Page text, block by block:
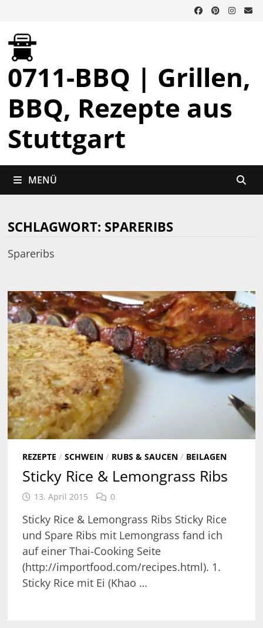
Inhalt
0711-BBQ | Grillen,
BBQ, Rezepte aus
Stuttgart
MENÜ
SCHLAGWORT: SPARERIBS
Spareribs
REZEPTE / SCHWEIN/ RUBS & SAUCEN/ BEILAGEN
Sticky Rice & Lemongrass Ribs
13. April 2015 0
Sticky Rice & Lemongrass Ribs Sticky Rice
und Spare Ribs mit Lemongrass fand ich
auf einer Thai-Cooking Seite
(http://importfood.com/recipes.html). 1.
Sticky Rice mit Ei (Khao …